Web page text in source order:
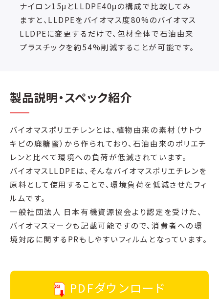
ナイロン15μとLLDPE40μの構成で比較してみ
ますと、LLDPEをバイオマス度80%のバイオマス
LLDPEに変更するだけで、包材全体で石油由来
プラスチックを約54%削減することが可能です。
製品説明・スペック紹介
バイオマスポリエチレンとは、植物由来の素材（サトウ
キビの廃糖蜜）から作られており、石油由来のポリエチ
レンと比べて環境への負荷が低減されています。
バイオマスLLDPEは、そんなバイオマスポリエチレンを
原料として使用することで、環境負荷を低減させたフィ
ルムです。
一般社団法人 日本有機資源協会より認定を受けた、
バイオマスマークも記載可能ですので、消費者への環
境対応に関するPRもしやすいフィルムとなっています。
PDFダウンロード